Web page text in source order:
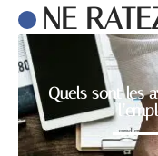
NE
Quels sont les